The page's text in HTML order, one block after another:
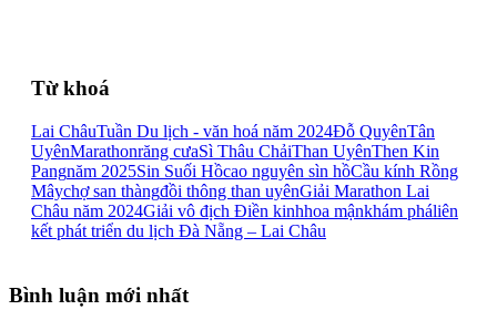
Từ khoá
Lai ChâuTuần Du lịch - văn hoá năm 2024Đỗ QuyênTân
UyênMarathonrăng cưaSì Thâu ChảiThan UyênThen Kin
Pangnăm 2025Sin Suối Hồcao nguyên sìn hồCầu kính Rồng
Mâychợ san thàngđồi thông than uyênGiải Marathon Lai
Châu năm 2024Giải vô địch Điền kinhhoa mậnkhám pháliên
kết phát triển du lịch Đà Nẵng – Lai Châu
Bình luận mới nhất